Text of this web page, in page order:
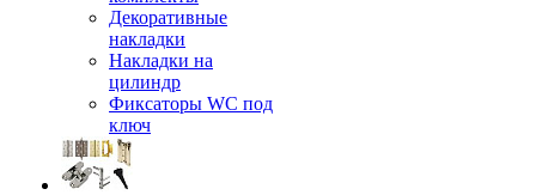
Декоративные
накладки
Накладки на
цилиндр
Фиксаторы WC под
ключ